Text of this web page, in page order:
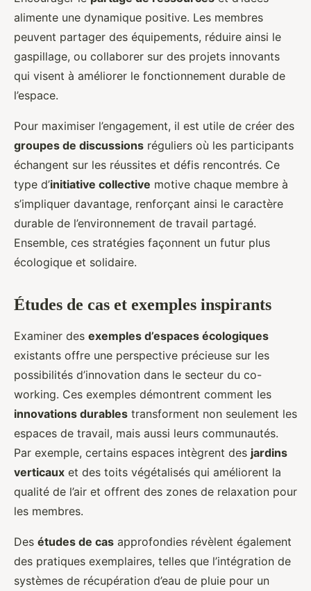
alimente une dynamique positive. Les membres
peuvent partager des équipements, réduire ainsi le
gaspillage, ou collaborer sur des projets innovants
qui visent à améliorer le fonctionnement durable de
l’espace.
Pour maximiser l’engagement, il est utile de créer des
groupes de discussions réguliers où les participants
échangent sur les réussites et défis rencontrés. Ce
type d’initiative collective motive chaque membre à
s’impliquer davantage, renforçant ainsi le caractère
durable de l’environnement de travail partagé.
Ensemble, ces stratégies façonnent un futur plus
écologique et solidaire.
Études de cas et exemples inspirants
Examiner des exemples d’espaces écologiques
existants offre une perspective précieuse sur les
possibilités d’innovation dans le secteur du co-
working. Ces exemples démontrent comment les
innovations durables transforment non seulement les
espaces de travail, mais aussi leurs communautés.
Par exemple, certains espaces intègrent des jardins
verticaux et des toits végétalisés qui améliorent la
qualité de l’air et offrent des zones de relaxation pour
les membres.
Des études de cas approfondies révèlent également
des pratiques exemplaires, telles que l’intégration de
systèmes de récupération d’eau de pluie pour un